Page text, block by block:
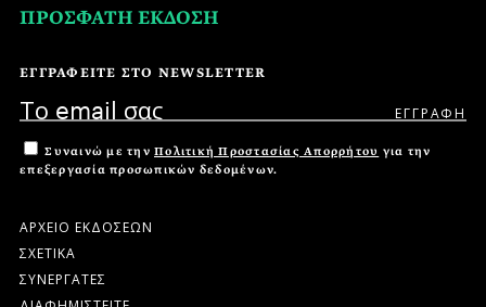
ΠΡΟΣΦΑΤΗ ΕΚΔΟΣΗ
ΕΓΓΡΑΦΕΙΤΕ ΣΤΟ NEWSLETTER
Συναινώ με την Πολιτική Προστασίας Απορρήτου για την
επεξεργασία προσωπικών δεδομένων.
ΑΡΧΕΙΟ ΕΚΔΟΣΕΩΝ
ΣΧΕΤΙΚΑ
ΣΥΝΕΡΓΑΤΕΣ